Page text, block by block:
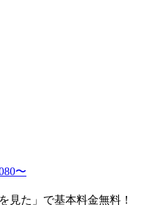
〜
見た」で基本料金無料！